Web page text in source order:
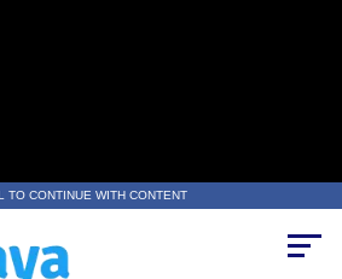
TO CONTINUE WITH CONTENT